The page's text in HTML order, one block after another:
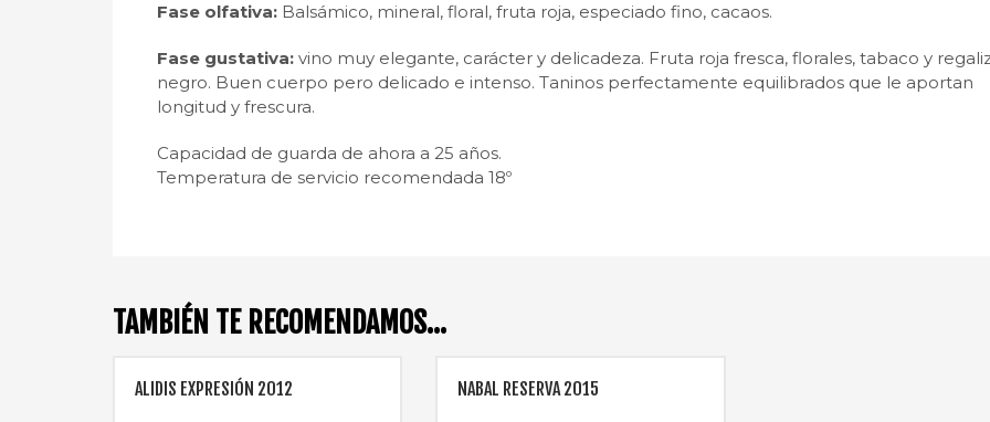
Fase olfativa: Balsámico, mineral, floral, fruta roja, especiado fino, cacaos.
Fase gustativa: vino muy elegante, carácter y delicadeza. Fruta roja fresca, florales, tabaco y
negro. Buen cuerpo pero delicado e intenso. Taninos perfectamente equilibrados que le aportan
longitud y frescura.
Capacidad de guarda de ahora a 25 años.
Temperatura de servicio recomendada 18º
TAMBIÉN TE RECOMENDAMOS…
ALIDIS EXPRESIÓN 2012 NABAL RESERVA 2015